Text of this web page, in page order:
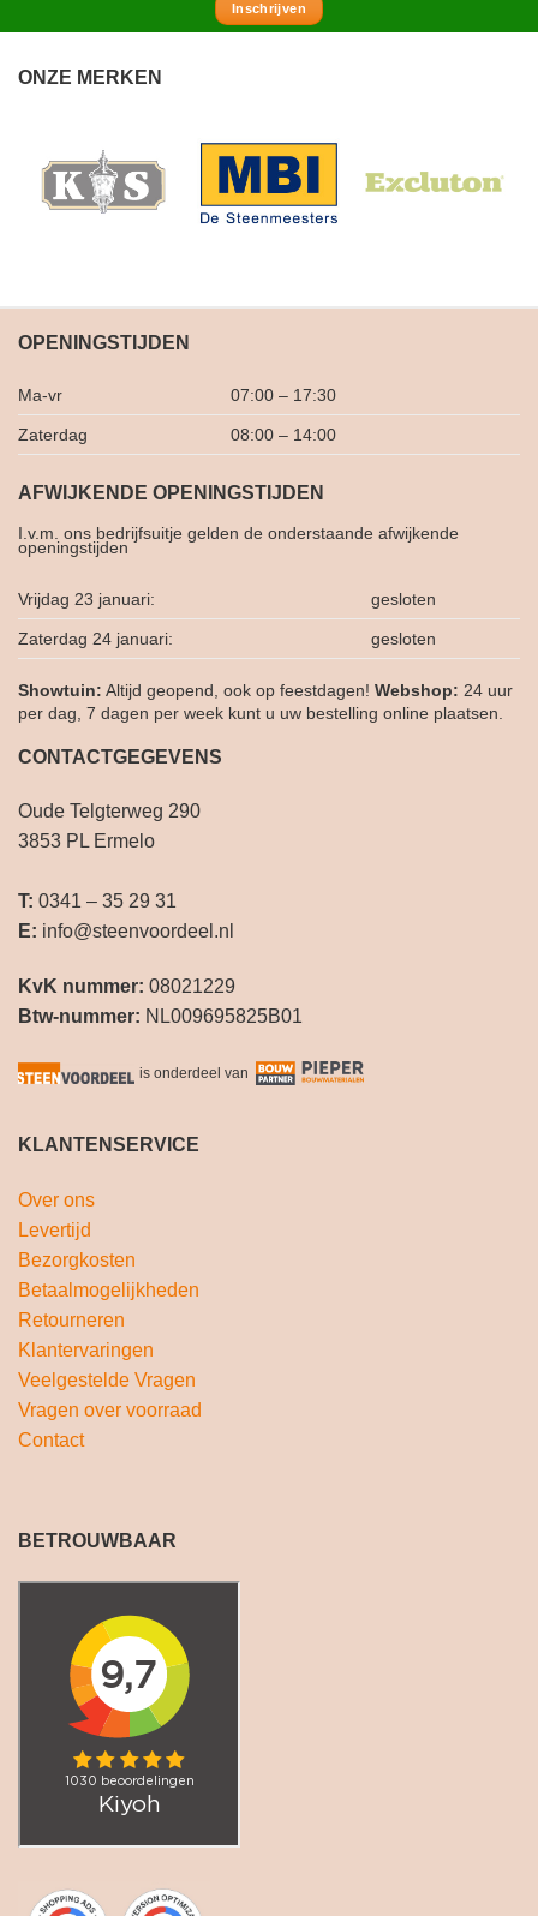
Inschrijven
ONZE MERKEN
OPENINGSTIJDEN
Ma-vr 07:00 – 17:30
Zaterdag 08:00 – 14:00
AFWIJKENDE OPENINGSTIJDEN
I.v.m. ons bedrijfsuitje gelden de onderstaande afwijkende
openingstijden
Vrijdag 23 januari: gesloten
Zaterdag 24 januari: gesloten
Showtuin: Altijd geopend, ook op feestdagen! Webshop: 24 uur
per dag, 7 dagen per week kunt u uw bestelling online plaatsen.
CONTACTGEGEVENS
Oude Telgterweg 290
3853 PL Ermelo
T: 0341 – 35 29 31
E: info@steenvoordeel.nl
KvK nummer: 08021229
Btw-nummer: NL009695825B01
is onderdeel van
KLANTENSERVICE
Over ons
Levertijd
Bezorgkosten
Betaalmogelijkheden
Retourneren
Klantervaringen
Veelgestelde Vragen
Vragen over voorraad
Contact
BETROUWBAAR